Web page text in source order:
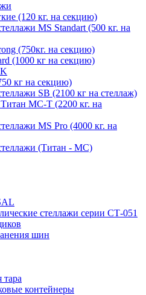
(120 кг. на секцию)
MS Standart (500 кг. на
(750кг. на секцию)
(1000 кг на секцию)
кг на секцию)
SB (2100 кг на стеллаж)
МС-Т (2200 кг. на
MS Pro (4000 кг. на
(Титан - МС)
стеллажи серии СТ-051
шин
тара
контейнеры